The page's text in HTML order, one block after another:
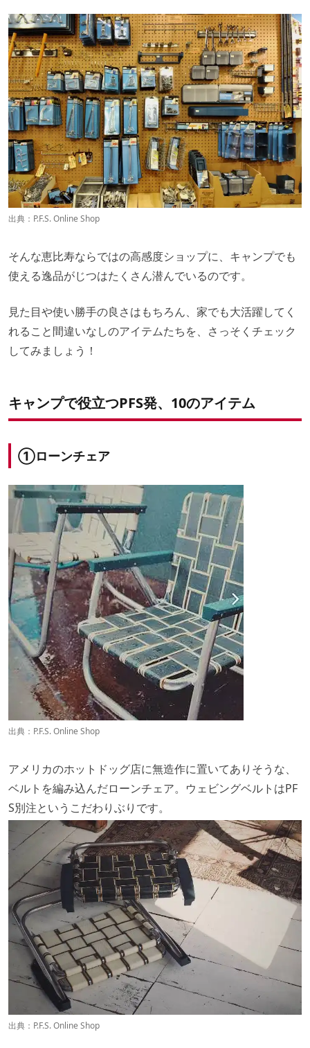
出典： P.F.S. Online Shop
そんな恵比寿ならではの高感度ショップに、キャンプでも
使える逸品がじつはたくさん潜んでいるのです。
見た目や使い勝手の良さはもちろん、家でも大活躍してく
れること間違いなしのアイテムたちを、さっそくチェック
してみましょう！
キャンプで役立つPFS発、10のアイテム
①ローンチェア
出典： P.F.S. Online Shop
アメリカのホットドッグ店に無造作に置いてありそうな、
ベルトを編み込んだローンチェア。ウェビングベルトはPF
S別注というこだわりぶりです。
出典： P.F.S. Online Shop